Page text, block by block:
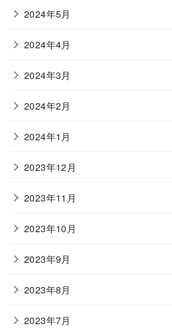
2024年5月
2024年4月
2024年3月
2024年2月
2024年1月
2023年12月
2023年11月
2023年10月
2023年9月
2023年8月
2023年7月